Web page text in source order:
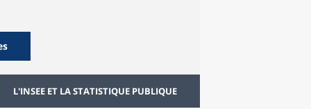
L'INSEE ET LA STATISTIQUE PUBLIQUE